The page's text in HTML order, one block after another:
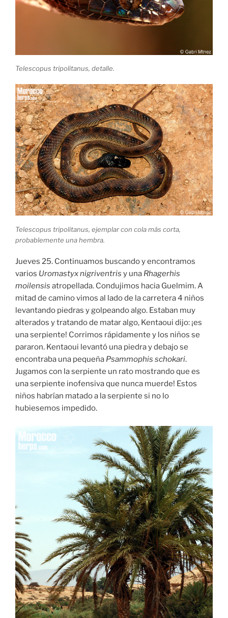
Telescopus tripolitanus, detalle.
Telescopus tripolitanus, ejemplar con cola más corta,
probablemente una hembra.
Jueves 25. Continuamos buscando y encontramos
varios Uromastyx nigriventris y una Rhagerhis
moilensis atropellada. Condujimos hacia Guelmim. A
mitad de camino vimos al lado de la carretera 4 niños
levantando piedras y golpeando algo. Estaban muy
alterados y tratando de matar algo, Kentaoui dijo: ¡es
una serpiente! Corrimos rápidamente y los niños se
pararon. Kentaoui levantó una piedra y debajo se
encontraba una pequeña Psammophis schokari.
Jugamos con la serpiente un rato mostrando que es
una serpiente inofensiva que nunca muerde! Estos
niños habrían matado a la serpiente si no lo
hubiesemos impedido.